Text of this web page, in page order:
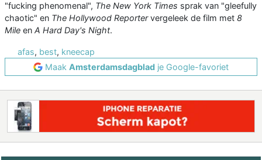
"fucking phenomenal", The New York Times sprak van "gleefully
chaotic" en The Hollywood Reportervergeleek de film met 8
Mile en A Hard Day's Night.
afas, best, kneecap
Maak Amsterdamsdagblad je Google-favoriet